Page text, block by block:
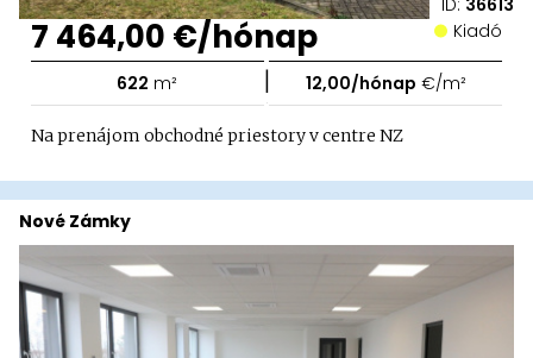
7 464,00 €/hónap Kiadó
622 m² | 12,00/hónap €/m²
Na prenájom obchodné priestory v centre NZ
Nové Zámky